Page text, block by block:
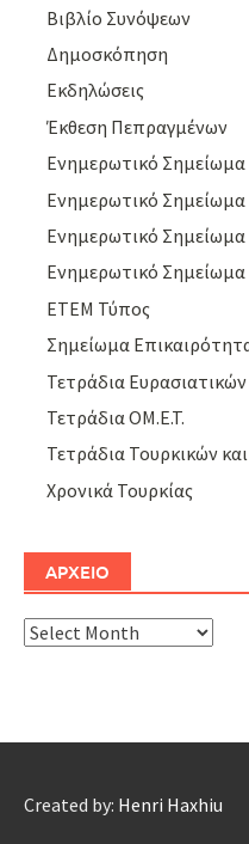
Βιβλίο Συνόψεων
Δημοσκόπηση
Εκδηλώσεις
Έκθεση Πεπραγμένων
Ενημερωτικό Σημείωμα
Ενημερωτικό
Ενημερωτικό Σημείωμα
Ενημερωτικό Σημείωμα
ΕΤΕΜ Τύπος
Σημείωμα
Τετράδια
Τετράδια ΟΜ.Ε.Τ.
Τετράδια Τουρκικών
Χρονικά Τουρκίας
ΑΡΧΕΙΟ
ΑΡΧΕΙΟ
Created by: Henri Haxhiu